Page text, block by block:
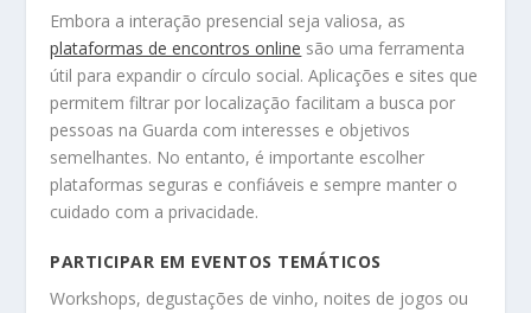
Embora a interação presencial seja valiosa, as
plataformas de encontros online são uma ferramenta
útil para expandir o círculo social. Aplicações e sites que
permitem filtrar por localização facilitam a busca por
pessoas na Guarda com interesses e objetivos
semelhantes. No entanto, é importante escolher
plataformas seguras e confiáveis e sempre manter o
cuidado com a privacidade.
PARTICIPAR EM EVENTOS TEMÁTICOS
Workshops, degustações de vinho, noites de jogos ou